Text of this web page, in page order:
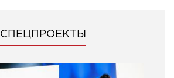
СПЕЦПРОЕКТЫ